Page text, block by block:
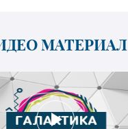
МАТЕРИАЛ